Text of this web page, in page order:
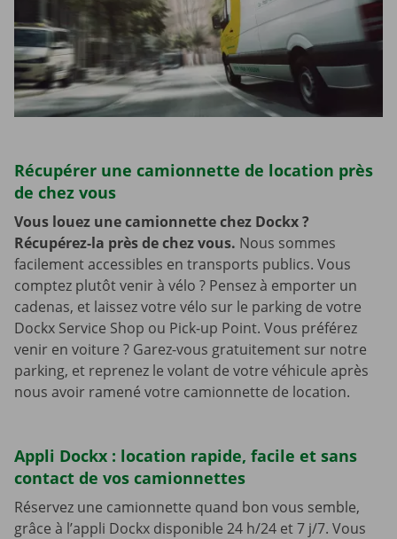
Récupérer une camionnette de location près
de chez vous
Vous louez une camionnette chez Dockx ?
Récupérez-la près de chez vous. Nous sommes
facilement accessibles en transports publics. Vous
comptez plutôt venir à vélo ? Pensez à emporter un
cadenas, et laissez votre vélo sur le parking de votre
Dockx Service Shop ou Pick-up Point. Vous préférez
venir en voiture ? Garez-vous gratuitement sur notre
parking, et reprenez le volant de votre véhicule après
nous avoir ramené votre camionnette de location.
Appli Dockx : location rapide, facile et sans
contact de vos camionnettes
Réservez une camionnette quand bon vous semble,
grâce à l’appli Dockx disponible 24 h/24 et 7 j/7. Vous